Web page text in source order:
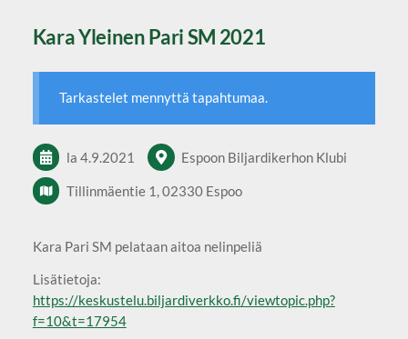
Kara Yleinen Pari SM 2021
Tarkastelet mennyttä tapahtumaa.
la 4.9.2021 Espoon Biljardikerhon Klubi
Tillinmäentie 1, 02330 Espoo
Kara Pari SM pelataan aitoa nelinpeliä
Lisätietoja:
https://keskustelu.biljardiverkko.fi/viewtopic.php?
f=10&t=17954